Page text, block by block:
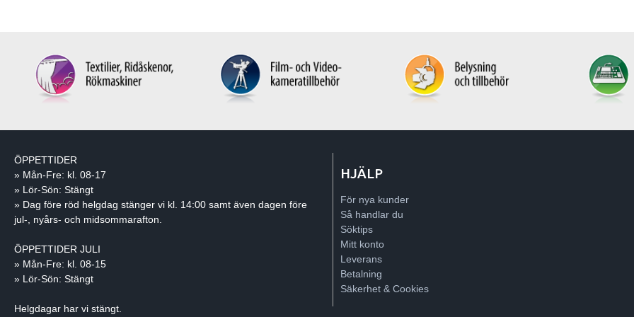
ÖPPETTIDER
» Mån-Fre: kl. 08-17
» Lör-Sön: Stängt
» Dag före röd helgdag stänger vi kl. 14:00 samt även dagen före
jul-, nyårs- och midsommarafton.
ÖPPETTIDER JULI
» Mån-Fre: kl. 08-15
» Lör-Sön: Stängt
Helgdagar har vi stängt.
HJÄLP
För nya kunder
Så handlar du
Söktips
Mitt konto
Leverans
Betalning
Säkerhet & Cookies